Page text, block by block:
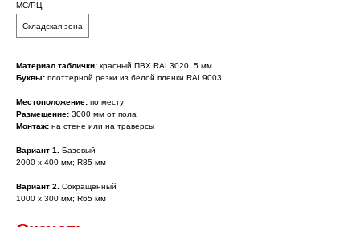
МС/РЦ
Складская зона
Материал таблички: красный ПВХ RAL3020, 5 мм
Буквы: плоттерной резки из белой пленки RAL9003
Местоположение: по месту
Размещение: 3000 мм от пола
Монтаж: на стене или на траверсы
Вариант 1. Базовый
2000 х 400 мм; R85 мм
Вариант 2. Сокращенный
1000 х 300 мм; R65 мм